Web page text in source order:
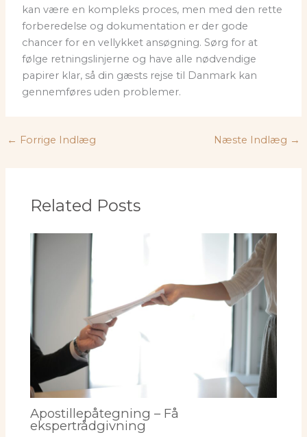
kan være en kompleks proces, men med den rette
forberedelse og dokumentation er der gode
chancer for en vellykket ansøgning. Sørg for at
følge retningslinjerne og have alle nødvendige
papirer klar, så din gæsts rejse til Danmark kan
gennemføres uden problemer.
← Forrige Indlæg Næste Indlæg →
Related Posts
Apostillepåtegning – Få
ekspertrådgivning